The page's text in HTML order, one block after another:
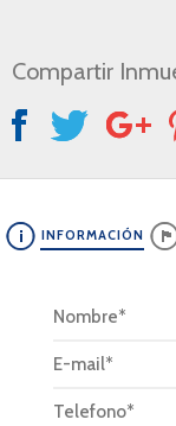
Compartir
INFORMACIÓN